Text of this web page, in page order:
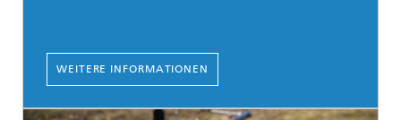
WEITERE INFORMATIONEN